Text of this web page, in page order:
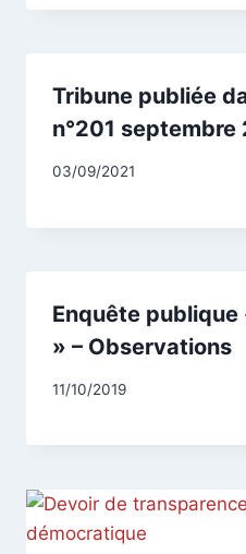
Tribune publiée
n°201 septembre
Par
03/09/2021
Enquête publique
» – Observations
Par
11/10/2019